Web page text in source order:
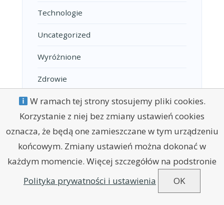
Technologie
Uncategorized
Wyróżnione
Zdrowie
POLITYKA PRYWATNOŚCI
W ramach tej strony stosujemy pliki cookies.
Korzystanie z niej bez zmiany ustawień cookies
oznacza, że będą one zamieszczane w tym urządzeniu
końcowym. Zmiany ustawień można dokonać w
każdym momencie. Więcej szczegółów na podstronie
Polityka prywatności i ustawienia
OK